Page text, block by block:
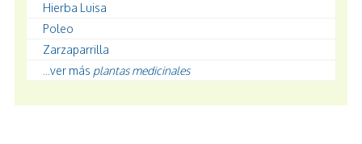
Hierba Luisa
Poleo
Zarzaparrilla
...ver más plantas medicinales